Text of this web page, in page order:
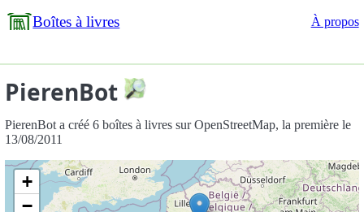
Boîtes à livres À propos
PierenBot
PierenBot a créé 6 boîtes à livres sur OpenStreetMap, la première le
13/08/2011
+
−